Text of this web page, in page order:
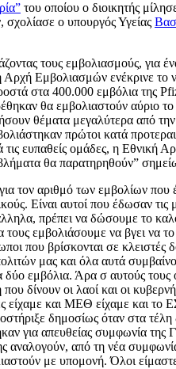
του οποίου ο διοικητής
ο υπουργός Υγείας
τους εμβολιασμούς, για
Εμβολιασμών ενέκρινε το
στα 400.000 εμβόλια
θα εμβολιαστούν
θέματα μεγαλύτερα από
πρώτοι κατά
τις ευπαθείς ομάδες, η Εθνική
θα παρατηρηθούν”
για τον αριθμό των εμβολίων
Είναι αυτοί που έδωσαν
πρέπει να δώσουμε το
τους εμβολιάσουμε να βγει
που βρίσκονται σε
μας και όλα αυτά
δύο εμβόλια. Άρα σ αυτούς
δίνουν οι λαοί και οι
και ΜΕΘ είχαμε και το
δημοσίως όταν στα τέλη
για απευθείας συμφωνία
αναλογούν, από τη νέα
με υπομονή. Όλοι